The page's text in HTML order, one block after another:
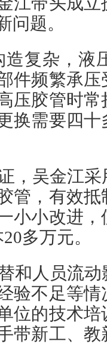
问题。
造复杂，液
件频繁承
压胶管时
换需要四
，吴金江
管，有效
小小改进
多万元。
和人员流
验不足等
位的技术
带新工、